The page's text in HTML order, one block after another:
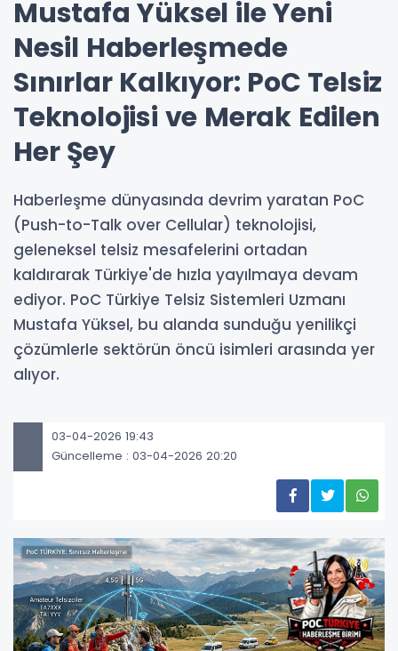
Mustafa Yüksel ile Yeni
Nesil Haberleşmede
Sınırlar Kalkıyor: PoC Telsiz
Teknolojisi ve Merak Edilen
Her Şey
Haberleşme dünyasında devrim yaratan PoC
(Push-to-Talk over Cellular) teknolojisi,
geleneksel telsiz mesafelerini ortadan
kaldırarak Türkiye'de hızla yayılmaya devam
ediyor. PoC Türkiye Telsiz Sistemleri Uzmanı
Mustafa Yüksel, bu alanda sunduğu yenilikçi
çözümlerle sektörün öncü isimleri arasında yer
alıyor.
03-04-2026 19:43
Güncelleme : 03-04-2026 20:20